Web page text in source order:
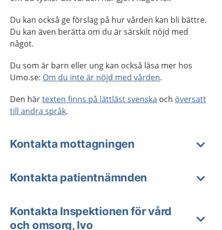
Du kan också ge förslag på hur vården kan bli bättre.
Du kan även berätta om du är särskilt nöjd med
något.
Du som är barn eller ung kan också läsa mer hos
Umo.se: Om du inte är nöjd med vården.
Den härtexten finns på lättläst svenska och översatt
till andra språk.
Kontakta mottagningen
Kontakta patientnämnden
Kontakta Inspektionen för vård
och omsorg, Ivo